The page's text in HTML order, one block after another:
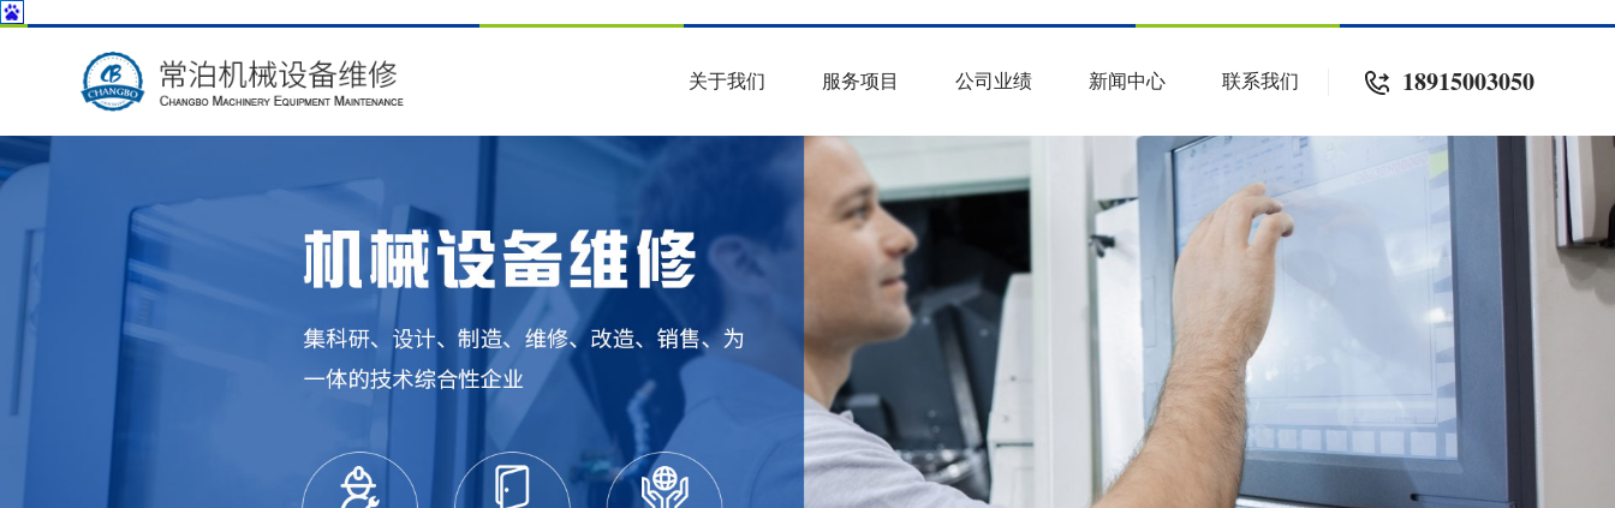
18915003050
关于我们 服务项目 公司业绩 新闻中心 联系我们